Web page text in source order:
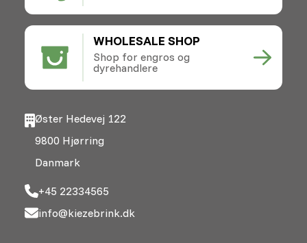
WHOLESALE SHOP
Shop for engros og
dyrehandlere
Øster Hedevej 122
9800 Hjørring
Danmark
+45 22334565
info@kiezebrink.dk